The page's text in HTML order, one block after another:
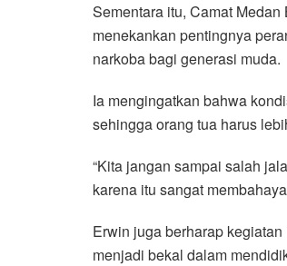
Sementara itu, Camat
menekankan pentingnya
narkoba bagi generasi muda.
Ia mengingatkan bahwa
sehingga orang tua harus
“Kita jangan sampai salah
karena itu sangat
Erwin juga berharap
menjadi bekal dalam